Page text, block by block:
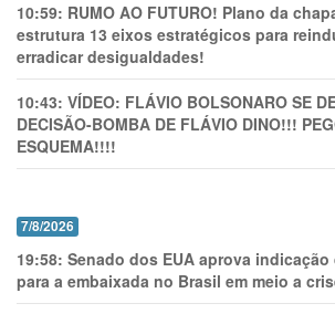
10:59: RUMO AO FUTURO! Plano da
estrutura 13 eixos estratégicos para
erradicar desigualdades!
10:43: VÍDEO: FLÁVIO BOLSONARO SE
DECISÃO-BOMBA DE FLÁVIO DINO!!!
ESQUEMA!!!!
7/8/2026
19:58: Senado dos EUA aprova indicação
para a embaixada no Brasil em meio a